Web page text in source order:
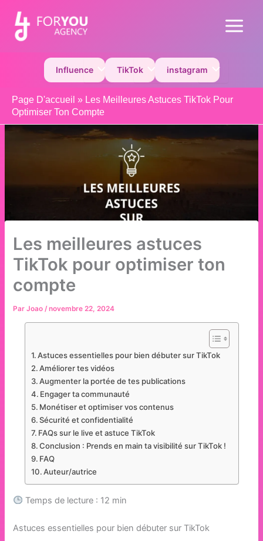
contenu
Main
InfluencePermutateur de Menu
TikTokPermutateur de Menu
instagramPermutateur
Page D'accueil » Les Meilleures Astuces TikTok Pour
Optimiser Ton Compte
Les meilleures astuces
TikTok pour optimiser ton
compte
ParJoao /novembre 22, 2024
Astuces essentielles pour bien débuter sur TikTok
Améliorer tes vidéos
Augmenter la portée de tes publications
Engager ta communauté
Monétiser et optimiser vos contenus
Sécurité et confidentialité
FAQs sur le live et astuce TikTok
Conclusion : Prends en main ta visibilité sur TikTok !
FAQ
Auteur/autrice
Temps de lecture : 12 min
Astuces essentielles pour bien débuter sur TikTok